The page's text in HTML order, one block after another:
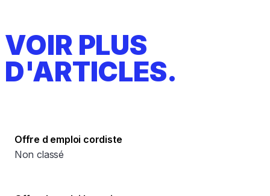
VOIR PLUS
D'ARTICLES.
Offre d emploi cordiste
Non classé